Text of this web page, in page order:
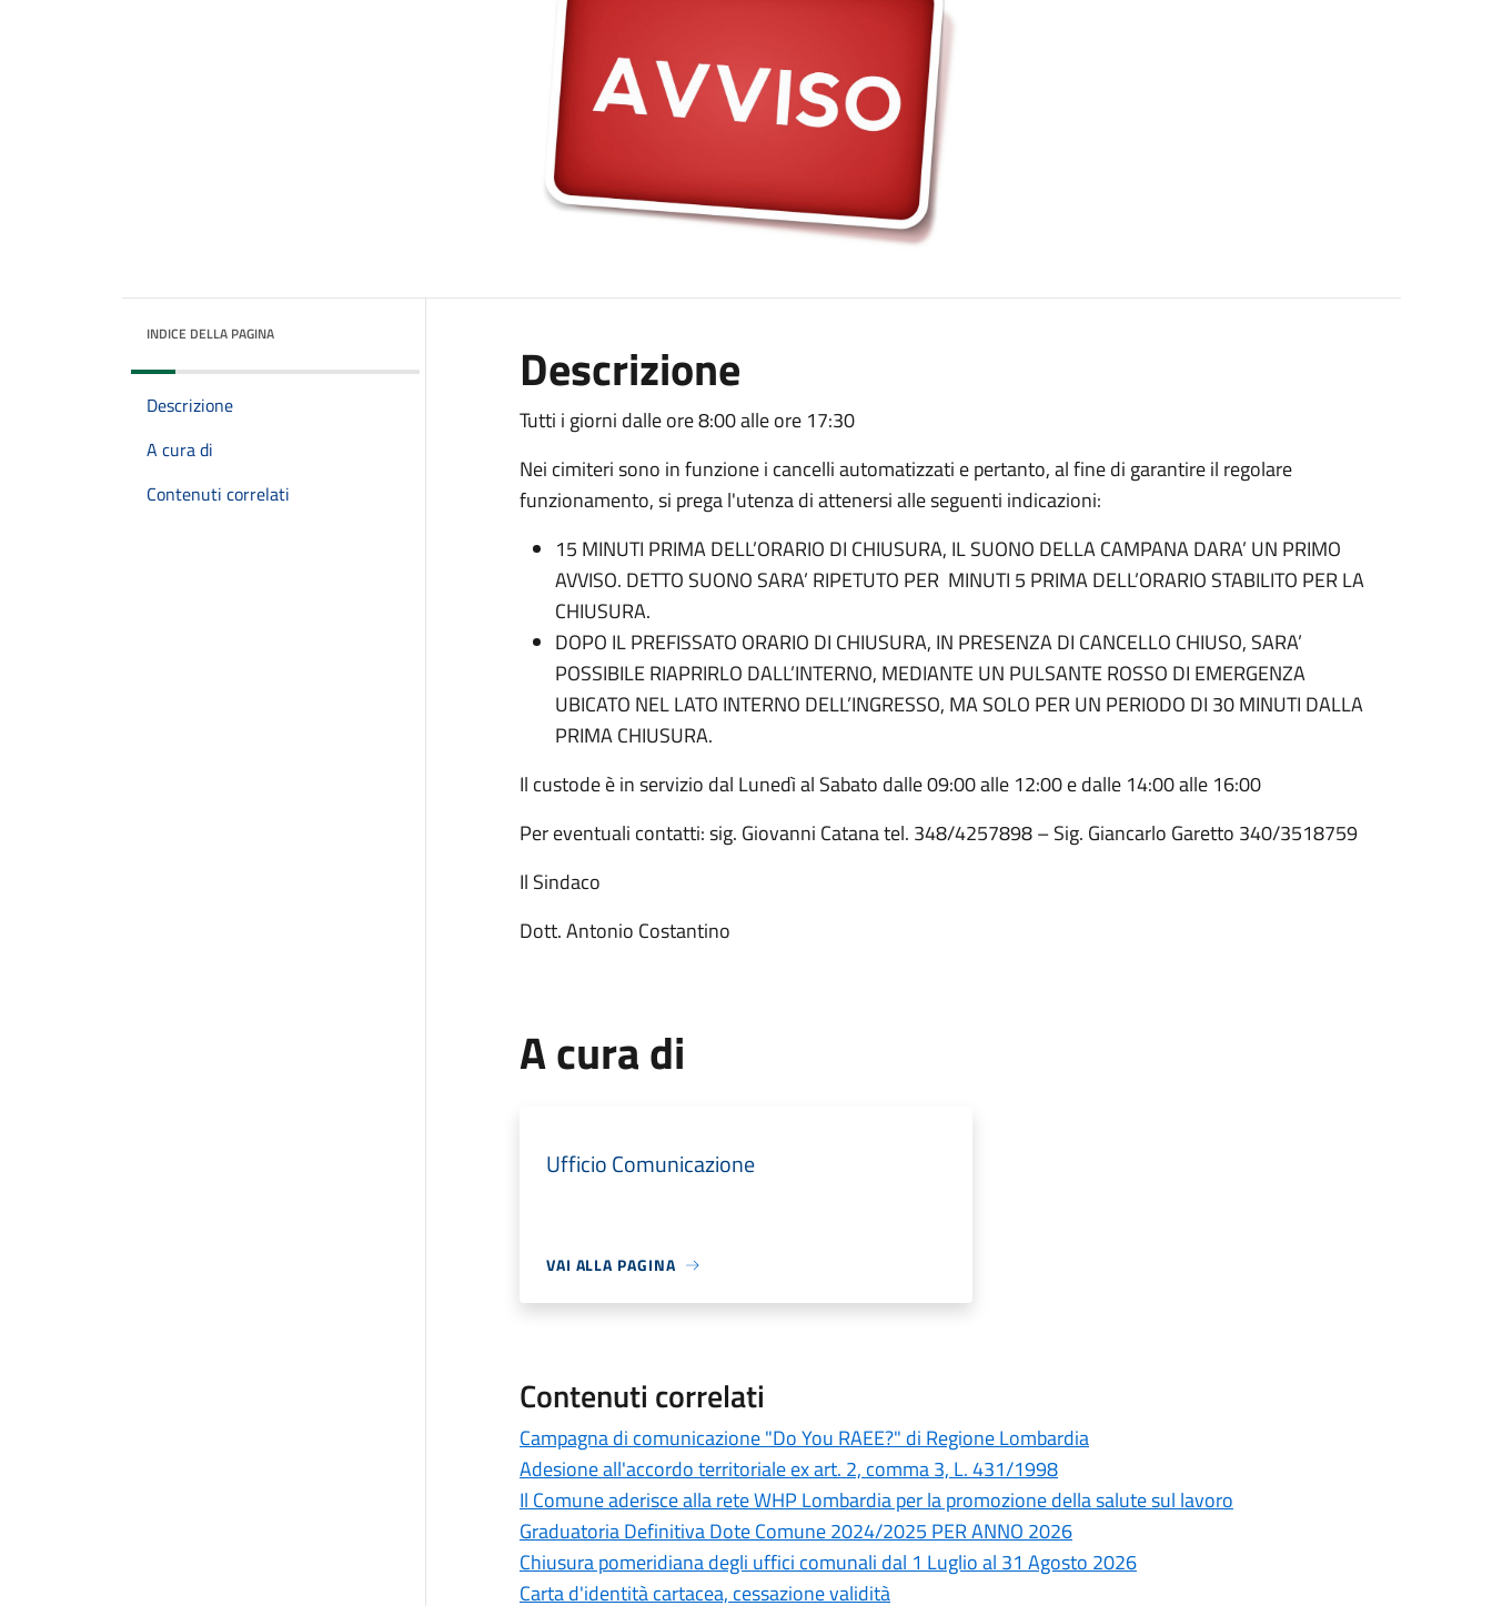
INDICE DELLA PAGINA
Descrizione
A cura di
Contenuti correlati
Descrizione
Tutti i giorni dalle ore 8:00 alle ore 17:30
Nei cimiteri sono in funzione i cancelli automatizzati e pertanto, al fine di garantire il regolare
funzionamento, si prega l'utenza di attenersi alle seguenti indicazioni:
15 MINUTI PRIMA DELL’ORARIO DI CHIUSURA, IL SUONO DELLA CAMPANA DARA’ UN PRIMO
AVVISO. DETTO SUONO SARA’ RIPETUTO PER MINUTI 5 PRIMA DELL’ORARIO STABILITO PER LA
CHIUSURA.
DOPO IL PREFISSATO ORARIO DI CHIUSURA, IN PRESENZA DI CANCELLO CHIUSO, SARA’
POSSIBILE RIAPRIRLO DALL’INTERNO, MEDIANTE UN PULSANTE ROSSO DI EMERGENZA
UBICATO NEL LATO INTERNO DELL’INGRESSO, MA SOLO PER UN PERIODO DI 30 MINUTI DALLA
PRIMA CHIUSURA.
Il custode è in servizio dal Lunedì al Sabato dalle 09:00 alle 12:00 e dalle 14:00 alle 16:00
Per eventuali contatti: sig. Giovanni Catana tel. 348/4257898 – Sig. Giancarlo Garetto 340/3518759
Il Sindaco
Dott. Antonio Costantino
A cura di
Ufficio Comunicazione
VAI ALLA PAGINA
Contenuti correlati
Campagna di comunicazione "Do You RAEE?" di Regione Lombardia
Adesione all'accordo territoriale ex art. 2, comma 3, L. 431/1998
Il Comune aderisce alla rete WHP Lombardia per la promozione della salute sul lavoro
Graduatoria Definitiva Dote Comune 2024/2025 PER ANNO 2026
Chiusura pomeridiana degli uffici comunali dal 1 Luglio al 31 Agosto 2026
Carta d'identità cartacea, cessazione validità